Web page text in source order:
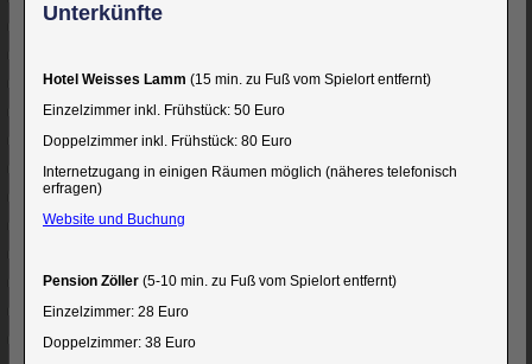
Unterkünfte
Hotel Weisses Lamm (15 min. zu Fuß vom Spielort entfernt)
Einzelzimmer inkl. Frühstück: 50 Euro
Doppelzimmer inkl. Frühstück: 80 Euro
Internetzugang in einigen Räumen möglich (näheres telefonisch
erfragen)
Website und Buchung
Pension Zöller (5-10 min. zu Fuß vom Spielort entfernt)
Einzelzimmer: 28 Euro
Doppelzimmer: 38 Euro